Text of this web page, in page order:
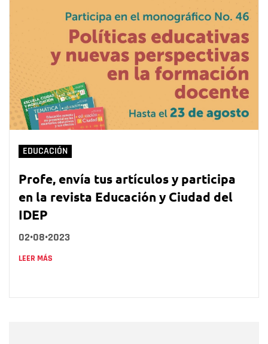
EDUCACIÓN
Profe, envía tus artículos y participa
en la revista Educación y Ciudad del
IDEP
02•08•2023
LEER MÁS